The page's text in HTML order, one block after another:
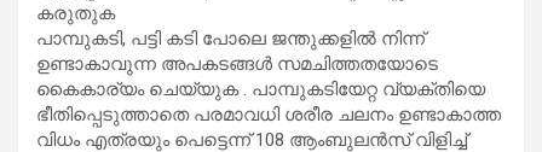
കരുതുക
പാമ്പുകടി, പട്ടി കടി പോലെ ജന്തുക്കളിൽ നിന്ന്
ഉണ്ടാകാവുന്ന അപകടങ്ങൾ സമചിത്തതയോടെ
കൈകാര്യം ചെയ്യുക . പാമ്പുകടിയേറ്റ വ്യക്തിയെ
ഭീതിപ്പെടുത്താതെ പരമാവധി ശരീര ചലനം ഉണ്ടാകാത്ത
വിധം എത്രയും പെട്ടെന്ന് 108 ആംബുലൻസ് വിളിച്ച്